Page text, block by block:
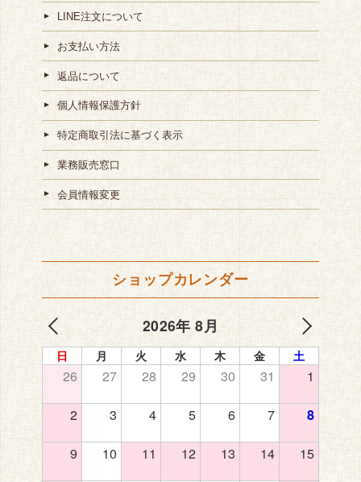
LINE注文について
お支払い方法
返品について
個人情報保護方針
特定商取引法に基づく表示
業務販売窓口
会員情報変更
ショップカレンダー
2026年 8月
日 月 火 水 木 金 土
26 27 28 29 30 31 1
2 3 4 5 6 7 8
9 10 11 12 13 14 15